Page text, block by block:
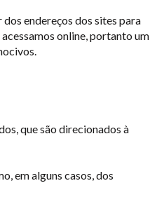
endereços dos sites para
online, portanto um
que são direcionados à
em alguns casos, dos